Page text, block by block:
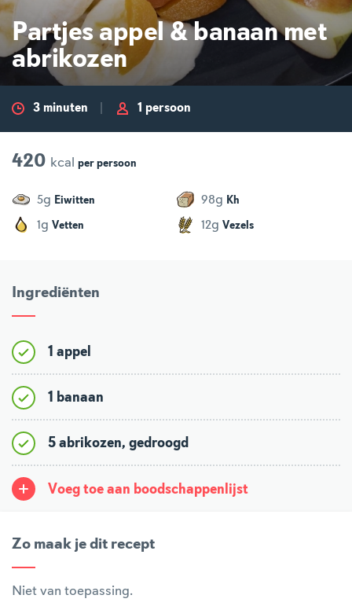
Partjes appel & banaan met
abrikozen
3 minuten 1 persoon
420 kcal per persoon
5g Eiwitten 98g Kh
1g Vetten 12g Vezels
Ingrediënten
1 appel
1 banaan
5 abrikozen, gedroogd
Voeg toe aan boodschappenlijst
Zo maak je dit recept
Niet van toepassing.